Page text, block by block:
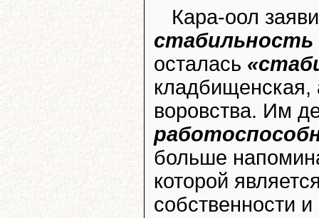
Кара-оол
стабильность
осталась
воровства. Им
больше
которой
собственности